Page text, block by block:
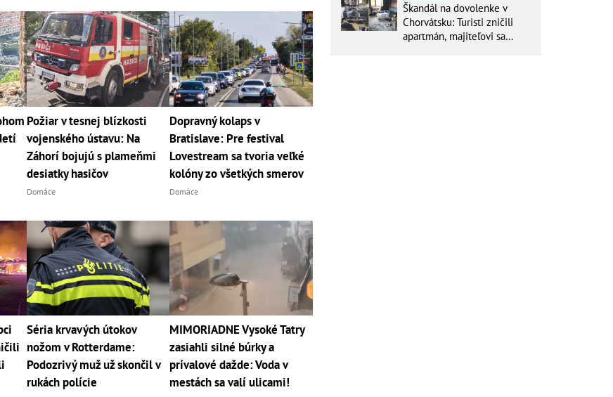
Požiar v tesnej blízkosti
vojenského ústavu: Na
Záhorí bojujú s plameňmi
desiatky hasičov
Domáce
Dopravný kolaps v
Bratislave: Pre festival
Lovestream sa tvoria veľké
kolóny zo všetkých smerov
Domáce
Séria krvavých útokov
nožom v Rotterdame:
Podozrivý muž už skončil v
rukách polície
MIMORIADNE Vysoké Tatry
zasiahli silné búrky a
prívalové dažde: Voda v
mestách sa valí ulicami!
Škandál na dovolenke v
Chorvátsku: Turisti zničili
apartmán, majiteľovi sa